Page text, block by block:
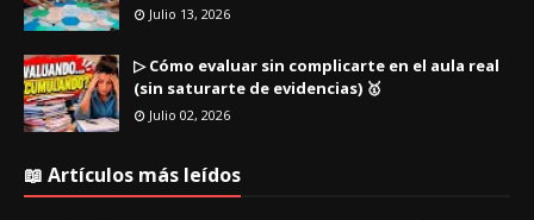
Julio 13, 2026
▷ Cómo evaluar sin complicarte en el aula real
(sin saturarte de evidencias) 🥇
Julio 02, 2026
📖 Artículos más leídos